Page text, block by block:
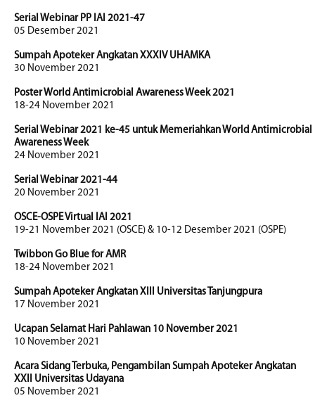
Serial Webinar PP IAI 2021-47
05 Desember 2021
Sumpah Apoteker Angkatan XXXIV UHAMKA
30 November 2021
Poster World Antimicrobial Awareness Week 2021
18-24 November 2021
Serial Webinar 2021 ke-45 untuk Memeriahkan World Antimicrobial
Awareness Week
24 November 2021
Serial Webinar 2021-44
20 November 2021
OSCE-OSPE Virtual IAI 2021
19-21 November 2021 (OSCE) & 10-12 Desember 2021 (OSPE)
Twibbon Go Blue for AMR
18-24 November 2021
Sumpah Apoteker Angkatan XIII Universitas Tanjungpura
17 November 2021
Ucapan Selamat Hari Pahlawan 10 November 2021
10 November 2021
Acara Sidang Terbuka, Pengambilan Sumpah Apoteker Angkatan
XXII Universitas Udayana
05 November 2021